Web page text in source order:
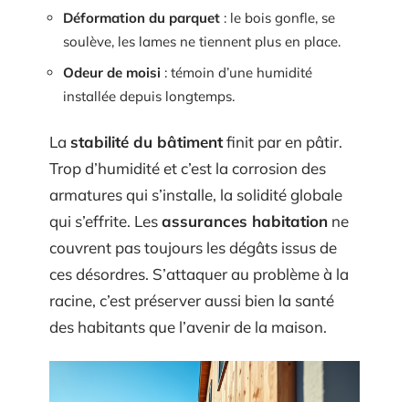
Déformation du parquet : le bois gonfle, se
soulève, les lames ne tiennent plus en place.
Odeur de moisi : témoin d’une humidité
installée depuis longtemps.
La stabilité du bâtimentfinit par en pâtir.
Trop d’humidité et c’est la corrosion des
armatures qui s’installe, la solidité globale
qui s’effrite. Lesassurances habitation ne
couvrent pas toujours les dégâts issus de
ces désordres. S’attaquer au problème à la
racine, c’est préserver aussi bien la santé
des habitants que l’avenir de la maison.